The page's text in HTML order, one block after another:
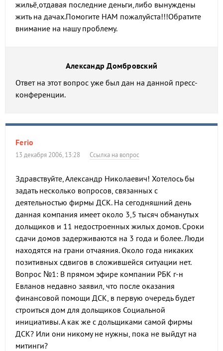
жильё,отдавая последние деньги,либо вынуждены
жить на дачах.Помогите НАМ пожалуйста!!!Обратите
внимание на нашу проблему.
Александр Домбровский
Ответ на этот вопрос уже был дан на данной пресс-
конференции.
Ferio
13 декабря 2006, 13:28 Ссылка на вопрос
Здравствуйте, Александр Николаевич! Хотелось бы
задать несколько вопросов, связанных с
деятельностью фирмы ДСК. На сегодняшний день
данная компания имеет около 3,5 тысяч обманутых
дольщиков и 11 недостроенных жилых домов. Сроки
сдачи домов задерживаются на 3 года и более. Люди
находятся на грани отчаяния. Около года никаких
позитивных сдвигов в сложившейся ситуации нет.
Вопрос №1: В прямом эфире компании РБК г-н
Евланов недавно заявил, что после оказания
финансовой помощи ДСК, в первую очередь будет
строиться дом для дольщиков Социальной
инициативы. А как же с дольщиками самой фирмы
ДСК? Или они никому не нужны, пока не выйдут на
митинги?